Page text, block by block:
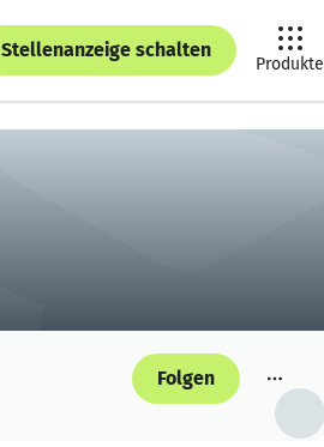
Stellenanzeige schalten
Produkte
Folgen